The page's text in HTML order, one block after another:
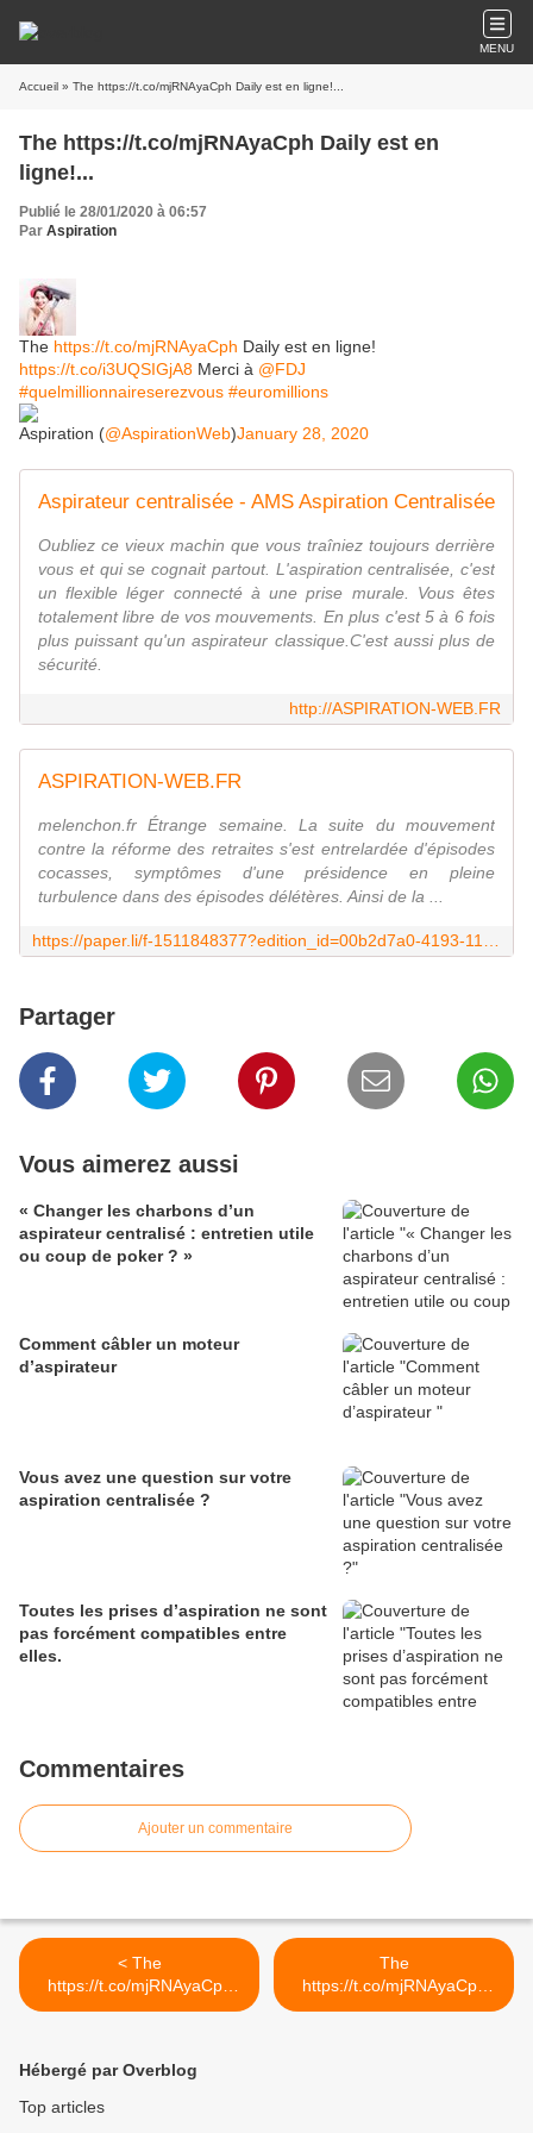
MENU
Accueil » The https://t.co/mjRNAyaCph Daily est en ligne!...
The https://t.co/mjRNAyaCph Daily est en
ligne!...
Publié le 28/01/2020 à 06:57
Par Aspiration
The https://t.co/mjRNAyaCph Daily est en ligne!
https://t.co/i3UQSIGjA8 Merci à @FDJ
#quelmillionnaireserezvous #euromillions
Aspiration (@AspirationWeb)January 28, 2020
Aspirateur centralisée - AMS Aspiration Centralisée
Oubliez ce vieux machin que vous traîniez toujours derrière
vous et qui se cognait partout. L'aspiration centralisée, c'est
un flexible léger connecté à une prise murale. Vous êtes
totalement libre de vos mouvements. En plus c'est 5 à 6 fois
plus puissant qu'un aspirateur classique.C'est aussi plus de
sécurité.
http://ASPIRATION-WEB.FR
ASPIRATION-WEB.FR
melenchon.fr Étrange semaine. La suite du mouvement
contre la réforme des retraites s'est entrelardée d'épisodes
cocasses, symptômes d'une présidence en pleine
turbulence dans des épisodes délétères. Ainsi de la ...
Partager
Vous aimerez aussi
« Changer les charbons d’un
aspirateur centralisé : entretien utile
ou coup de poker ? »
Comment câbler un moteur
d’aspirateur
Vous avez une question sur votre
aspiration centralisée ?
Toutes les prises d’aspiration ne sont
pas forcément compatibles entre
elles.
Commentaires
Ajouter un commentaire
< The
https://t.co/mjRNAyaCph
Daily est en ligne!...
The
https://t.co/mjRNAyaCph
Daily est en ligne!... >
Hébergé par Overblog
Top articles